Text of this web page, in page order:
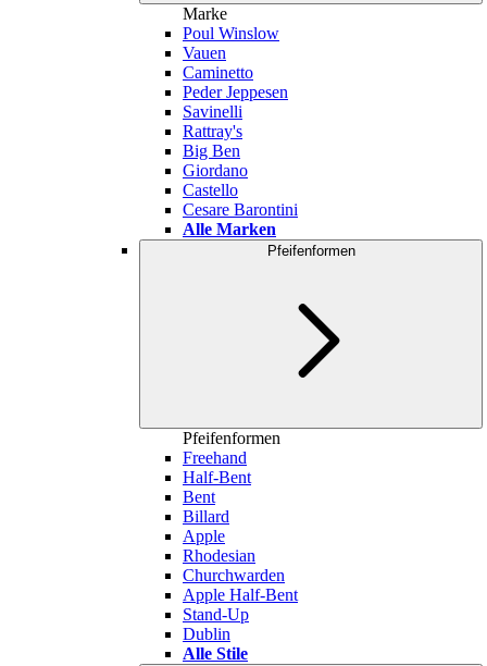
Marke
Poul Winslow
Vauen
Caminetto
Peder Jeppesen
Savinelli
Rattray's
Big Ben
Giordano
Castello
Cesare Barontini
Alle Marken
Pfeifenformen
Pfeifenformen
Freehand
Half-Bent
Bent
Billard
Apple
Rhodesian
Churchwarden
Apple Half-Bent
Stand-Up
Dublin
Alle Stile